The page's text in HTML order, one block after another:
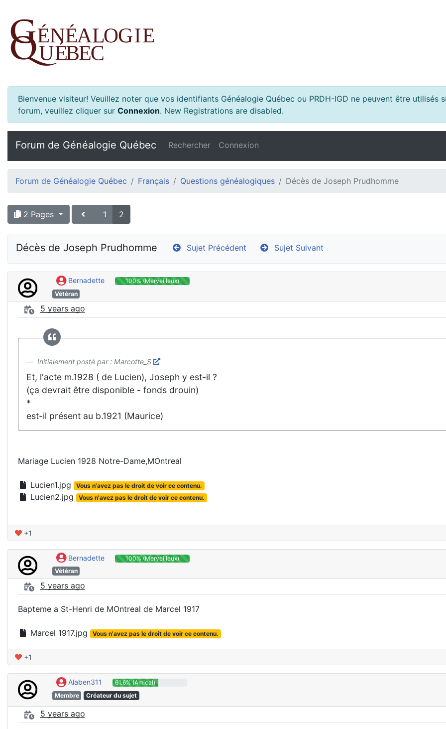
Bienvenue visiteur! Veuillez noter que vos identifiants Généalogie Québec ou PRDH-IGD ne peuvent être
forum, veuillez cliquer sur Connexion. New Registrations are disabled.
Forum de Généalogie Québec Rechercher Connexion
Forum de Généalogie Québec Français Questions généalogiques Décès de Joseph Prudhomme
2 Pages 1 2
Décès de Joseph Prudhomme Sujet Précédent Sujet Suivant
Bernadette
100% (Merveilleux)
Vétéran
5 years ago
Initialement posté par : Marcotte_S
Et, l'acte m.1928 ( de Lucien), Joseph y est-il ?
(ça devrait être disponible - fonds drouin)
*
est-il présent au b.1921 (Maurice)
Mariage Lucien 1928 Notre-Dame,MOntreal
Lucien1.jpg Vous n'avez pas le droit de voir ce contenu.
Lucien2.jpg Vous n'avez pas le droit de voir ce contenu.
+1
Bernadette
100% (Merveilleux)
Vétéran
5 years ago
Bapteme a St-Henri de MOntreal de Marcel 1917
Marcel 1917.jpg Vous n'avez pas le droit de voir ce contenu.
+1
Alaben311
61.6% (Amical)
Membre
Créateur du sujet
5 years ago